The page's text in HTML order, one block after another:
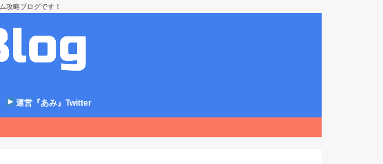
攻略ブログです！
運営『あみ』Twitter